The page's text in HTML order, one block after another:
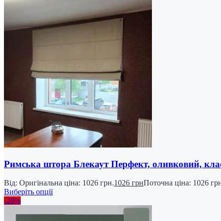
Римська штора Блекаут Перфект, оливковий,
Від: Оригінальна ціна: 1026 грн.1026 грнПоточна ціна: 1026
Виберіть опції
-20%